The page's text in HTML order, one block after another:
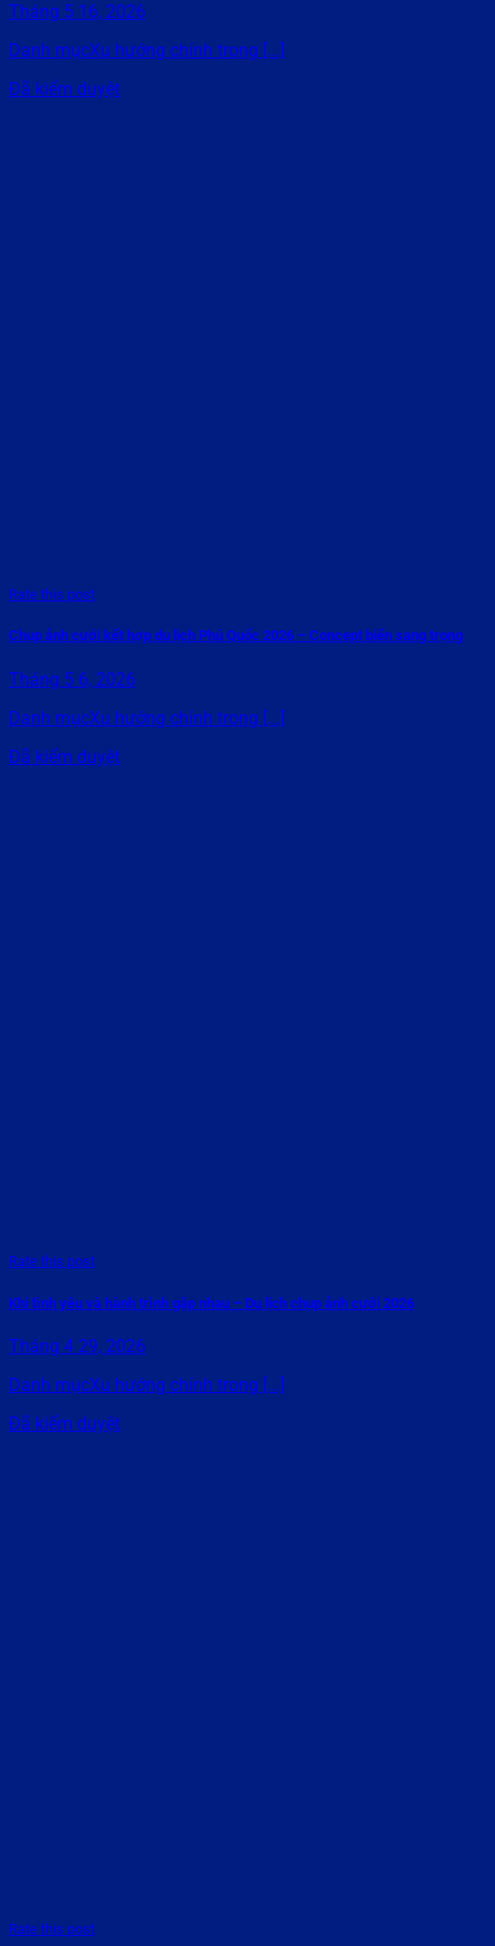
Tháng 5 16, 2026
Danh mụcXu hướng chính trong [...]
Đã kiểm duyệt
Rate this post
Chụp ảnh cưới kết hợp du lịch Phú Quốc 2026 – Concept biển sang trọng
Tháng 5 6, 2026
Danh mụcXu hướng chính trong [...]
Đã kiểm duyệt
Rate this post
Khi tình yêu và hành trình gặp nhau – Du lịch chụp ảnh cưới 2026
Tháng 4 29, 2026
Danh mụcXu hướng chính trong [...]
Đã kiểm duyệt
Rate this post